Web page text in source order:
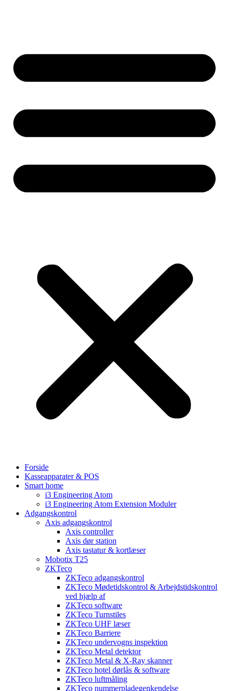
Forside
Kasseapparater & POS
Smart home
i3 Engineering Atom
i3 Engineering Atom Extension Moduler
Adgangskontrol
Axis adgangskontrol
Axis controller
Axis dør station
Axis tastatur & kortlæser
Mobotix T25
ZKTeco
ZKTeco adgangskontrol
ZKTeco Mødetidskontrol & Arbejdstidskontrol
ved hjælp af
ZKTeco software
ZKTeco Turnstiles
ZKTeco UHF læser
ZKTeco Barriere
ZKTeco undervogns inspektion
ZKTeco Metal detektor
ZKTeco Metal & X-Ray skanner
ZKTeco hotel dørlås & software
ZKTeco luftmåling
ZKTeco nummerpladegenkendelse